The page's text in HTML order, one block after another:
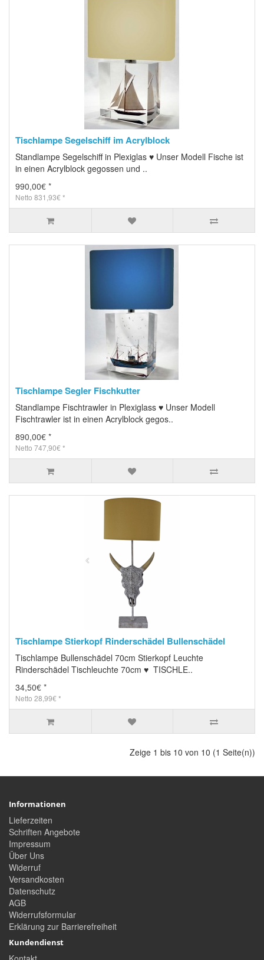
Tischlampe Segelschiff im Acrylblock
Standlampe Segelschiff in Plexiglas ♥ Unser Modell Fische ist
in einen Acrylblock gegossen und ..
990,00€ *
Netto 831,93€ *
Tischlampe Segler Fischkutter
Standlampe Fischtrawler in Plexiglass ♥ Unser Modell
Fischtrawler ist in einen Acrylblock gegos..
890,00€ *
Netto 747,90€ *
Tischlampe Stierkopf Rinderschädel Bullenschädel
Tischlampe Bullenschädel 70cm Stierkopf Leuchte
Rinderschädel Tischleuchte 70cm ♥ TISCHLE..
34,50€ *
Netto 28,99€ *
Zeige 1 bis 10 von 10 (1 Seite(n))
Informationen
Lieferzeiten
Schriften Angebote
Impressum
Über Uns
Widerruf
Versandkosten
Datenschutz
AGB
Widerrufsformular
Erklärung zur Barrierefreiheit
Kundendienst